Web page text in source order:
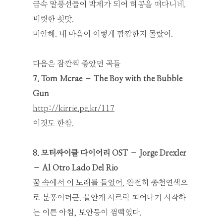
금속 말풍선들이 박제가 되어 허공을 떠다니네.
비릿한 쇳맛.
미안해. 네 마음이 이렇게 깜깜한지 몰랐어.
다음은 잠깐씩 좋았던 곡들
7. Tom Mcrae – The Boy with the Bubble
Gun
http://kirrie.pe.kr/117
이것도 한참.
8. 모터싸이클 다이어리 OST – Jorge Drexler
– Al Otro Lado Del Rio
꿈 속에서 이 노래를 들었어. 완전히 총천연색으
로 분홍이더군. 물안개 사르락 피어나기 시작하
는 이른 아침, 보안등이 껌뻑였다.